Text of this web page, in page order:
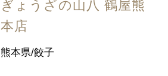
ぎょうざの山八 鶴屋熊
本店
熊本県/餃子